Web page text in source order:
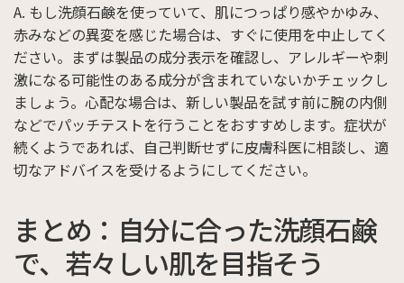
A. もし洗顔石鹸を使っていて、肌につっぱり感やかゆみ、
赤みなどの異変を感じた場合は、すぐに使用を中止してく
ださい。まずは製品の成分表示を確認し、アレルギーや刺
激になる可能性のある成分が含まれていないかチェックし
ましょう。心配な場合は、新しい製品を試す前に腕の内側
などでパッチテストを行うことをおすすめします。症状が
続くようであれば、自己判断せずに皮膚科医に相談し、適
切なアドバイスを受けるようにしてください。
まとめ：自分に合った洗顔石鹸
で、若々しい肌を目指そう